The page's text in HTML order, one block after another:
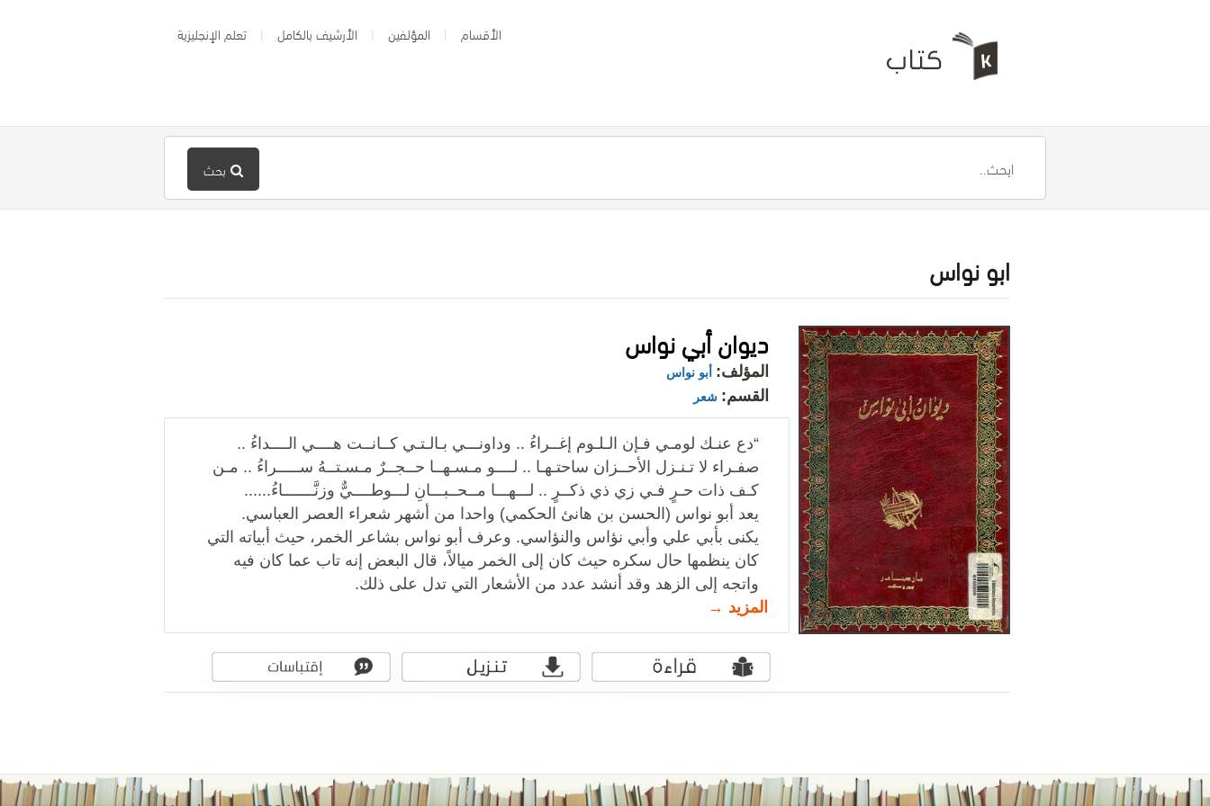
الأقسام المؤلفين الأرشيف بالكامل تعلم الإنجليزية
بحث
ابو نواس
ديوان أبي نواس
المؤلف: أبو نواس
القسم: شعر
“دع عنـك لومـي فـإن الـلـوم إغــراءُ .. وداونـــي بـالـتـي كــانــت هــــي الــــداءُ ..
صفـراء لا تـنـزل الأحــزان ساحتـهـا .. لــــو مـسـهــا حــجــرٌ مـسـتــهُ ســـــراءُ .. مـن
كـف ذات حـرٍ فـي زي ذي ذكــرٍ .. لـــهـــا مــحــبـــانِ لـــوطــــيٌّ وزنَّـــــــاءُ......
يعد أبو نواس (الحسن بن هانئ الحكمي) واحدا من أشهر شعراء العصر العباسي.
يكنى بأبي علي وأبي نؤاس والنؤاسي. وعرف أبو نواس بشاعر الخمر، حيث أبياته التي
كان ينظمها حال سكره حيث كان إلى الخمر ميالاً، قال البعض إنه تاب عما كان فيه
واتجه إلى الزهد وقد أنشد عدد من الأشعار التي تدل على ذلك.
المزيد →